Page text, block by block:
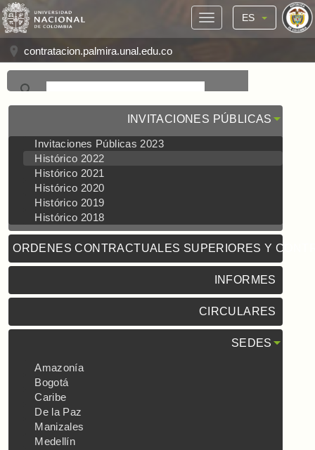
ES
contratacion.palmira.unal.edu.co
INVITACIONES PÚBLICAS
Invitaciones Públicas 2023
Histórico 2022
Histórico 2021
Histórico 2020
Histórico 2019
Histórico 2018
ORDENES CONTRACTUALES SUPERIORES Y
INFORMES
CIRCULARES
SEDES
Amazonía
Bogotá
Caribe
De la Paz
Manizales
Medellín